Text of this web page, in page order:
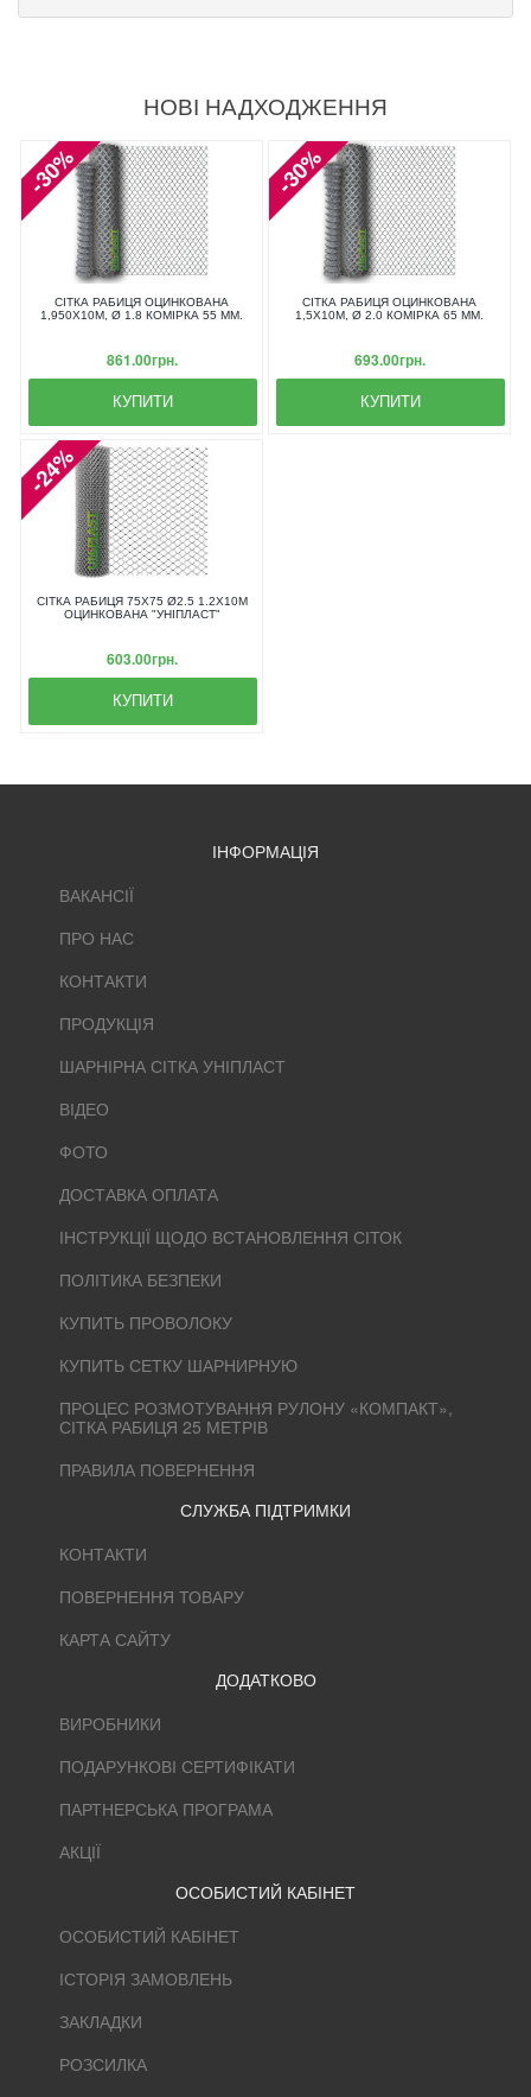
НОВІ НАДХОДЖЕННЯ
-30%
СІТКА РАБИЦЯ ОЦИНКОВАНА
1,950X10М, Ø 1.8 КОМІРКА 55 ММ.
861.00грн.
КУПИТИ
-30%
СІТКА РАБИЦЯ ОЦИНКОВАНА
1,5X10М, Ø 2.0 КОМІРКА 65 ММ.
693.00грн.
КУПИТИ
-24%
СІТКА РАБИЦЯ 75Х75 Ø2.5 1.2Х10М
ОЦИНКОВАНА "УНІПЛАСТ"
603.00грн.
КУПИТИ
ІНФОРМАЦІЯ
ВАКАНСІЇ
ПРО НАС
КОНТАКТИ
ПРОДУКЦІЯ
ШАРНІРНА СІТКА УНІПЛАСТ
ВІДЕО
ФОТО
ДОСТАВКА ОПЛАТА
ІНСТРУКЦІЇ ЩОДО ВСТАНОВЛЕННЯ СІТОК
ПОЛІТИКА БЕЗПЕКИ
КУПИТЬ ПРОВОЛОКУ
КУПИТЬ СЕТКУ ШАРНИРНУЮ
ПРОЦЕС РОЗМОТУВАННЯ РУЛОНУ «КОМПАКТ»,
СІТКА РАБИЦЯ 25 МЕТРІВ
ПРАВИЛА ПОВЕРНЕННЯ
СЛУЖБА ПІДТРИМКИ
КОНТАКТИ
ПОВЕРНЕННЯ ТОВАРУ
КАРТА САЙТУ
ДОДАТКОВО
ВИРОБНИКИ
ПОДАРУНКОВІ СЕРТИФІКАТИ
ПАРТНЕРСЬКА ПРОГРАМА
АКЦІЇ
ОСОБИСТИЙ КАБІНЕТ
ОСОБИСТИЙ КАБІНЕТ
ІСТОРІЯ ЗАМОВЛЕНЬ
ЗАКЛАДКИ
РОЗСИЛКА